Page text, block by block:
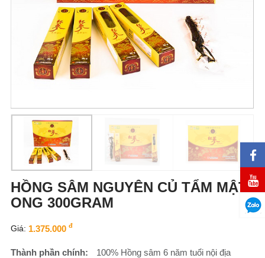
HỒNG SÂM NGUYÊN CỦ TẨM MẬT
ONG 300GRAM
Giá: 1.375.000 đ
Thành phần chính:
100% Hồng sâm 6 năm tuổi nội địa